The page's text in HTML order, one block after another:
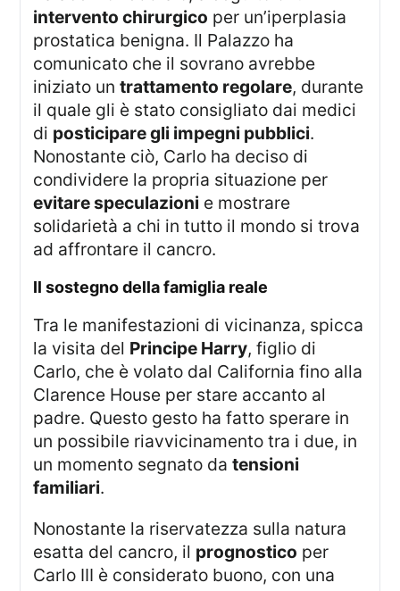
intervento chirurgico per un’iperplasia
prostatica benigna. Il Palazzo ha
comunicato che il sovrano avrebbe
iniziato untrattamento regolare, durante
il quale gli è stato consigliato dai medici
di posticipare gli impegni pubblici.
Nonostante ciò, Carlo ha deciso di
condividere la propria situazione per
evitare speculazioni e mostrare
solidarietà a chi in tutto il mondo si trova
ad affrontare il cancro.
il sostegno della famiglia reale
Tra le manifestazioni di vicinanza, spicca
la visita del Principe Harry, figlio di
Carlo, che è volato dal California fino alla
Clarence House per stare accanto al
padre. Questo gesto ha fatto sperare in
un possibile riavvicinamento tra i due, in
un momento segnato datensioni
familiari.
Nonostante la riservatezza sulla natura
esatta del cancro, il prognostico per
Carlo III è considerato buono, con una